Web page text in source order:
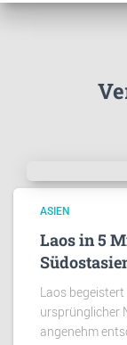
ASIEN
Laos in 5
Laos
ursprünglicher
angenehm